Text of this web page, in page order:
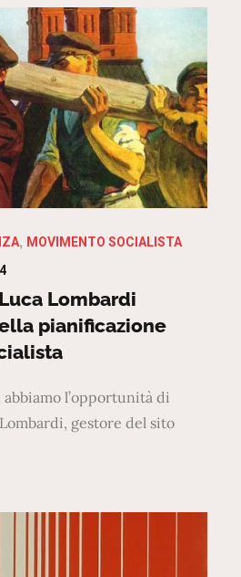
MOVIMENTO SOCIALISTA
Lombardi
pianificazione
l’opportunità di
gestore del sito